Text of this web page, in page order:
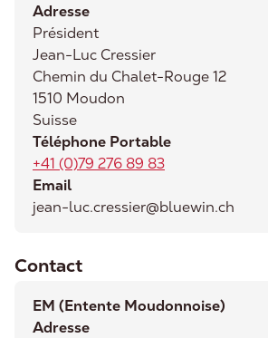
Adresse
Président
Jean-Luc Cressier
Chemin du Chalet-Rouge 12
1510 Moudon
Suisse
Téléphone Portable
+41 (0)79 276 89 83
Email
jean-luc.cressier@bluewin.ch
Contact
EM (Entente Moudonnoise)
Adresse